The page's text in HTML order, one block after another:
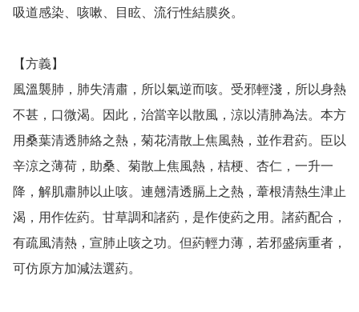
吸道感染、咳嗽、目眩、流行性結膜炎。
【方義】
風溫襲肺，肺失清肅，所以氣逆而咳。受邪輕淺，所以身熱
不甚，口微渴。因此，治當辛以散風，涼以清肺為法。本方
用桑葉清透肺絡之熱，菊花清散上焦風熱，並作君葯。臣以
辛涼之薄荷，助桑、菊散上焦風熱，桔梗、杏仁，一升一
降，解肌肅肺以止咳。連翹清透膈上之熱，葦根清熱生津止
渴，用作佐葯。甘草調和諸葯，是作使葯之用。諸葯配合，
有疏風清熱，宣肺止咳之功。但葯輕力薄，若邪盛病重者，
可仿原方加減法選葯。